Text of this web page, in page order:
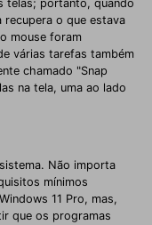
telas; portanto, quando
recupera o que estava
mouse foram
várias tarefas também
chamado "Snap
na tela, uma ao lado
Não importa
mínimos
11 Pro, mas,
que os programas